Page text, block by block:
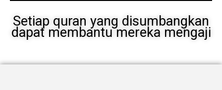
Setiap quran yang disumbangkan
dapat membantu mereka mengaji